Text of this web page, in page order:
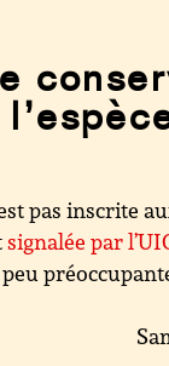
pas inscrite
signalée par